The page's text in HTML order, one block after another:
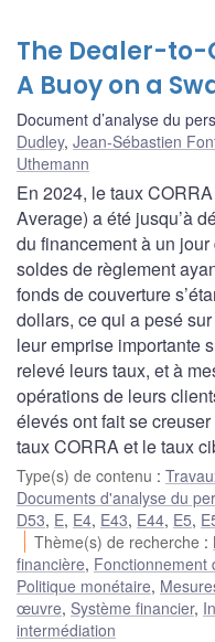
The Dealer-to-
A Buoy on a
Document d’analyse du
Dudley, Jean-Sébastien
Uthemann
En 2024, le taux
Average) a été jusqu’à
du financement à un
soldes de règlement
fonds de couverture
dollars, ce qui a pesé
leur emprise importante
relevé leurs taux, et à
opérations de leurs
élevés ont fait se
taux CORRA et le taux
Type(s) de contenu :
Documents d'analyse du
D53, E, E4, E43, E44, E5,
Thème(s) de recherche :
financière, Fonctionnement
Politique monétaire,
œuvre, Système financier,
intermédiation